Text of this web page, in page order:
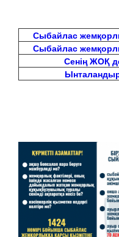
Сыбайлас
Сыбайлас
Сенің ЖОҚ